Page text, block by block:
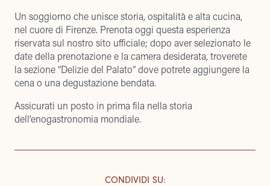
Un soggiorno che unisce storia, ospitalità e alta cucina,
nel cuore di Firenze. Prenota oggi questa esperienza
riservata sul nostro sito ufficiale; dopo aver selezionato le
date della prenotazione e la camera desiderata, troverete
la sezione “Delizie del Palato” dove potrete aggiungere la
cena o una degustazione bendata.
Assicurati un posto in prima fila nella storia
dell’enogastronomia mondiale.
CONDIVIDI SU: